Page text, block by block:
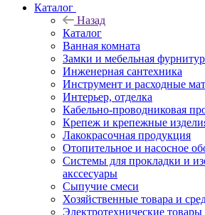
Каталог
Назад
Каталог
Ванная комната
Замки и мебельная
Инженерная сантехника
Инструмент и расходные
Интерьер, отделка
Кабельно-проводниковая
Крепеж и крепежные
Лакокрасочная продукция
Отопительное и насосное
Системы для прокладки и
акссесуары
Сыпучие смеси
Хозяйственные товара и
Электротехнические товары